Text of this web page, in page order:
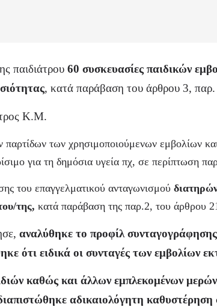
παιδιάτρου 60 συσκευασίες παιδικών
, κατά παράβαση του άρθρου 3,
Κ.Μ.
των χρησιμοποιούμενων εμβολίων
για τη δημόσια υγεία πχ, σε περίπτωση
του επαγγελματικού ανταγωνισμού
της, κατά παράβαση της παρ.2, του άρθρου
αναλύθηκε το προφίλ
ότι ειδικά οι συνταγές των εμβολίων
καθώς και άλλων εμπλεκομένων
αδικαιολόγητη